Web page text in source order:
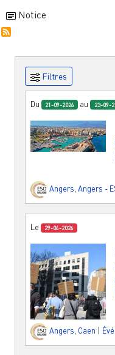
Notice
Filtres
Du 21-09-2026 au 23-09-
Angers, Angers -
Le 29-06-2026
Angers, Caen